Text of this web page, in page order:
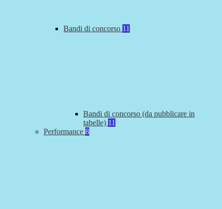
Bandi di concorso 11
Bandi di concorso (da pubblicare in
tabelle) 11
Performance 8